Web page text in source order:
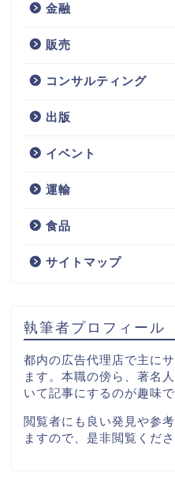
金融
販売
コンサルティング
出版
イベント
運輸
食品
サイトマップ
執筆者プロフィール
都内の広告代理店で主に
ます。本職の傍ら、著名
いて記事にするのが趣味で
閲覧者にも良い発見や参
ますので、是非閲覧くださ